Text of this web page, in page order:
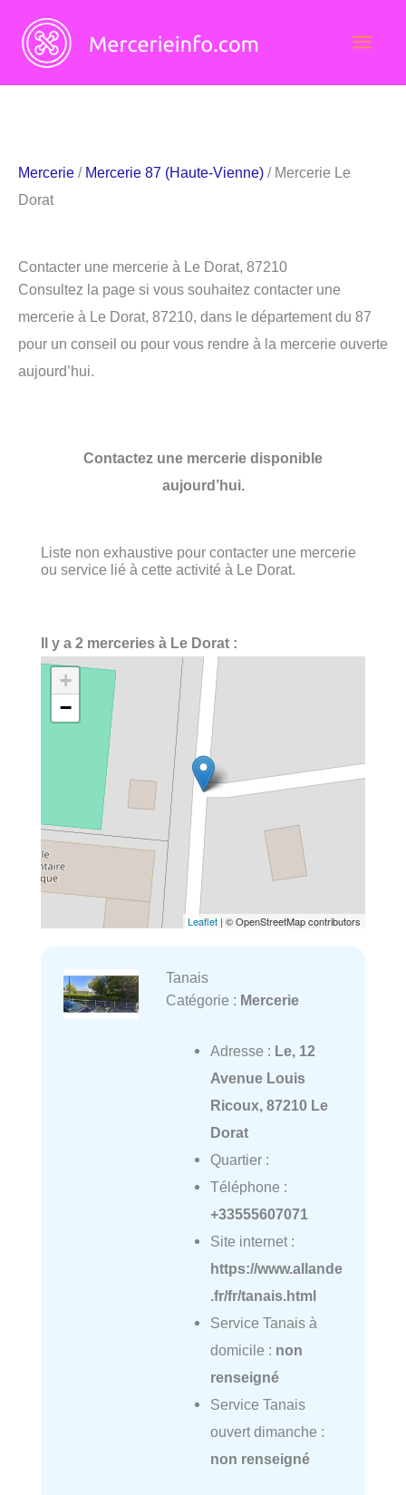
contenu
Mercerie / Mercerie 87 (Haute-Vienne) / Mercerie Le
Dorat
Contacter une mercerie à Le Dorat, 87210
Consultez la page si vous souhaitez contacter une
mercerie à Le Dorat, 87210, dans le département du 87
pour un conseil ou pour vous rendre à la mercerie ouverte
aujourd’hui.
Contactez une mercerie disponible
aujourd’hui.
Liste non exhaustive pour contacter une mercerie
ou service lié à cette activité à Le Dorat.
Il y a 2 merceries à Le Dorat :
+
−
Leaflet | © OpenStreetMap contributors
Tanais
Catégorie : Mercerie
Adresse : Le, 12
Avenue Louis
Ricoux, 87210 Le
Dorat
Quartier :
Téléphone :
+33555607071
Site internet :
https://www.allande
.fr/fr/tanais.html
Service Tanais à
domicile : non
renseigné
Service Tanais
ouvert dimanche :
non renseigné